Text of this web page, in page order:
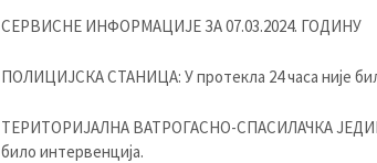
СЕРВИСНЕ ИНФОРМАЦИЈЕ ЗА 07.03.2024. ГОДИНУ
ПОЛИЦИЈСКА СТАНИЦА: У протекла 24 часа није
ТЕРИТОРИЈАЛНА ВАТРОГАСНО-СПАСИЛАЧКА
било интервенција.